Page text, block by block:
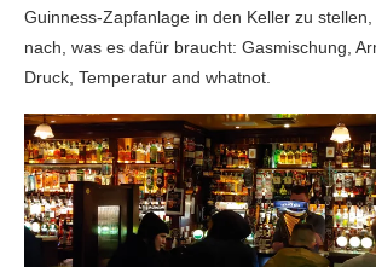
Guinness-Zapfanlage in den Keller zu
nach, was es dafür braucht: Gasmischung,
Druck, Temperatur and whatnot.